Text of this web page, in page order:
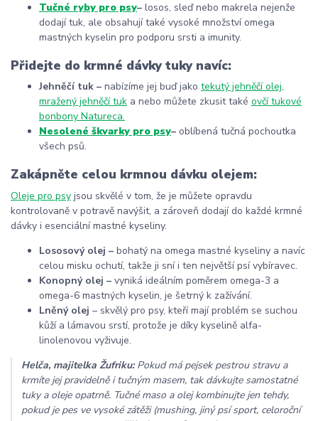
Tučné ryby pro psy– losos, sleď nebo makrela nejenže
dodají tuk, ale obsahují také vysoké množství omega
mastných kyselin pro podporu srsti a imunity.
Přidejte do krmné dávky tuky navíc:
Jehněčí tuk – nabízíme jej buď jako tekutý jehněčí olej,
mražený jehněčí tuk a nebo můžete zkusit také ovčí tukové
bonbony Natureca.
Nesolené škvarky pro psy– oblíbená tučná pochoutka
všech psů.
Zakápněte celou krmnou dávku olejem:
Oleje pro psy jsou skvělé v tom, že je můžete opravdu
kontrolovaně v potravě navýšit, a zároveň dodají do každé krmné
dávky i esenciální mastné kyseliny.
Lososový olej – bohatý na omega mastné kyseliny a navíc
celou misku ochutí, takže ji sní i ten největší psí vybíravec.
Konopný olej – vyniká ideálním poměrem omega-3 a
omega-6 mastných kyselin, je šetrný k zažívání.
Lněný olej – skvělý pro psy, kteří mají problém se suchou
kůží a lámavou srstí, protože je díky kyselině alfa-
linolenovou vyživuje.
Helča, majitelka Žufriku:Pokud má pejsek pestrou stravu a
krmíte jej pravidelně i tučným masem, tak dávkujte samostatné
tuky a oleje opatrně. Tučné maso a olej kombinujte jen tehdy,
pokud je pes ve vysoké zátěži (mushing, jiný psí sport, celoroční